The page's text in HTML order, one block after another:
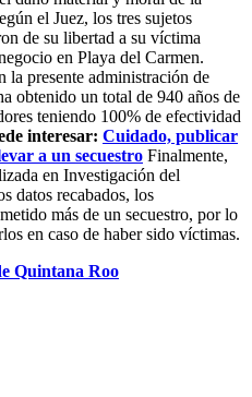
el Juez, los tres sujetos
de su libertad a su víctima
en Playa del Carmen.
la presente administración de
obtenido un total de 940 años de
teniendo 100% de efectividad
interesar: Cuidado, publicar
a un secuestro Finalmente,
en Investigación del
datos recabados, los
más de un secuestro, por lo
en caso de haber sido víctimas.
Quintana Roo